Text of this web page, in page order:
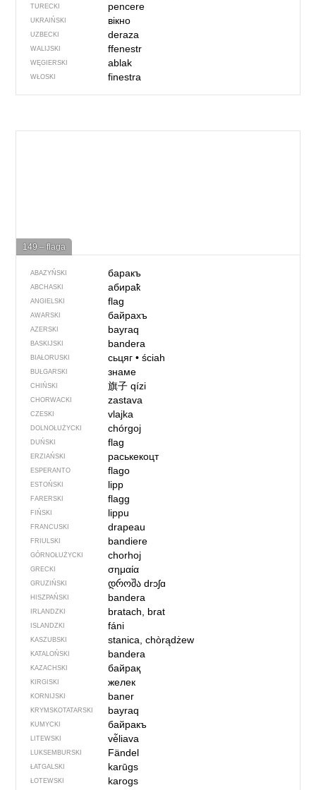
TURECKI pencere
UKRAIŃSKI вікно
UZBECKI deraza
WALIJSKI ffenestr
WĘGIERSKI ablak
WŁOSKI finestra
149 – flaga
ABAZYŃSKI баракъ
ABCHASKI абираҟ
ANGIELSKI flag
AWARSKI байрахъ
AZERSKI bayraq
BASKIJSKI bandera
BIAŁORUSKI сьцяг• ściah
BUŁGARSKI знаме
CHIŃSKI 旗子qízi
CHORWACKI zastava
CZESKI vlajka
DOLNOŁUŻYCKI chórgoj
DUŃSKI flag
ERZIAŃSKI раськекоцт
ESPERANTO flago
ESTOŃSKI lipp
FARERSKI flagg
FIŃSKI lippu
FRANCUSKI drapeau
FRIULSKI bandiere
GÓRNOŁUŻYCKI chorhoj
GRECKI σημαία
GRUZIŃSKI დროშაdrɔʃɑ
HISZPAŃSKI bandera
IRLANDZKI bratach, brat
ISLANDZKI fáni
KASZUBSKI stanica, chòrądżew
KATALOŃSKI bandera
KAZACHSKI байрақ
KIRGISKI желек
KORNIJSKI baner
KRYMSKOTATARSKI bayraq
KUMYCKI байракъ
LITEWSKI vė̃liava
LUKSEMBURSKI Fändel
ŁATGALSKI karūgs
ŁOTEWSKI
karogs